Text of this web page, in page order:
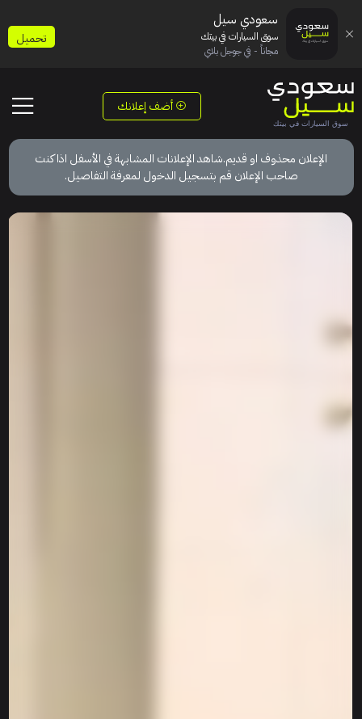
أضف إعلانك
الإعلان محذوف او قديم.شاهد الإعلانات المشابهة في الأسفل اذا كنت
صاحب الإعلان قم بتسجيل الدخول لمعرفة التفاصيل.
سعودي سيل
سوق السيارات في بيتك
مجاناً - في جوجل بلاي
تحميل